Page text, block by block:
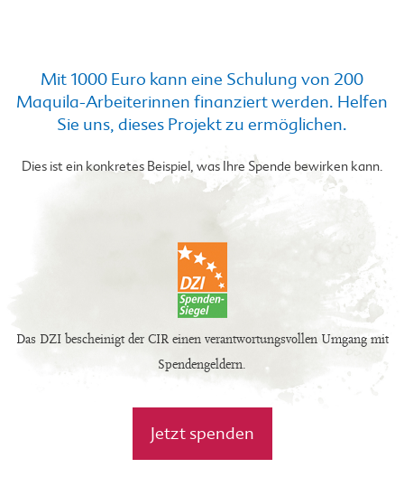
Mit 1000 Euro kann eine Schulung von 200
Maquila-Arbeiterinnen finanziert werden. Helfen
Sie uns, dieses Projekt zu ermöglichen.
Dies ist ein konkretes Beispiel, was Ihre Spende bewirken kann.
Das DZI bescheinigt der CIR einen verantwortungsvollen Umgang mit
Spendengeldern.
Jetzt spenden